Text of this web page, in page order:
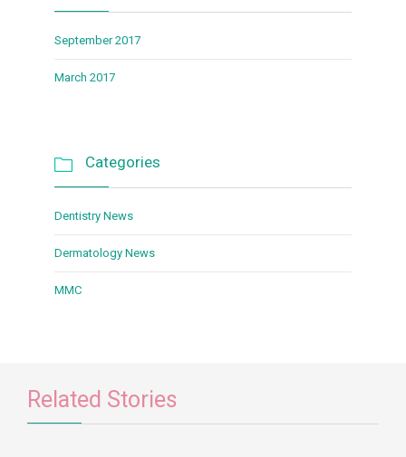
September 2017
March 2017
 Categories
Dentistry News
Dermatology News
MMC
Related Stories